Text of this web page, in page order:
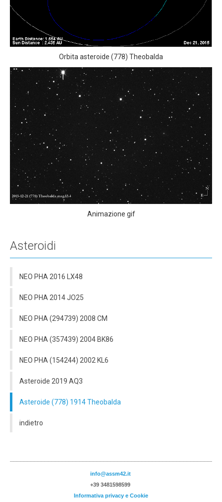
Orbita asteroide (778) Theobalda
Animazione gif
Asteroidi
NEO PHA 2016 LX48
NEO PHA 2014 JO25
NEO PHA (294739) 2008 CM
NEO PHA (357439) 2004 BK86
NEO PHA (154244) 2002 KL6
Asteroide 2019 AQ3
Asteroide (778) 1914 Theobalda
indietro
info@assm42.it
+39 3481598599
Informativa privacy e Cookie